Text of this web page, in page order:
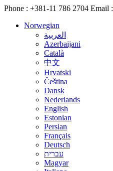
Phone : +381-11 786 2704 Email :
Norwegian
العربية
Azerbaijani
Català
中文
Hrvatski
Čeština
Dansk
Nederlands
English
Estonian
Persian
Français
Deutsch
עברית
Magyar